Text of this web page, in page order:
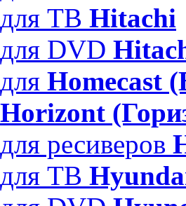
ТВ Hitachi
DVD
Homecast
Horizont
ресиверов
ТВ